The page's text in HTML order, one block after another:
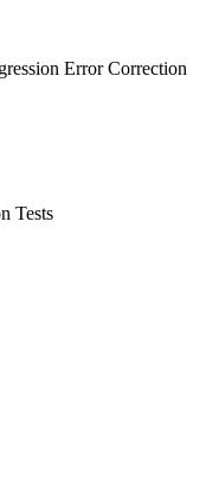
Error Correction
Tests